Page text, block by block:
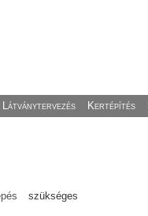
Látványtervezés Kertépítés
szükséges